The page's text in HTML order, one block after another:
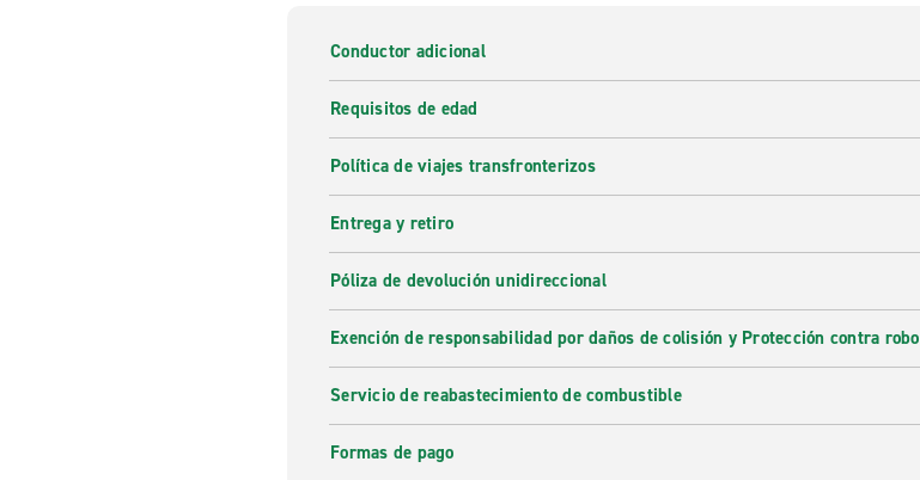
Conductor adicional
Requisitos de edad
Política de viajes transfronterizos
Entrega y retiro
Póliza de devolución unidireccional
Exención de responsabilidad por daños de colisión y Protección contra robo
Servicio de reabastecimiento de combustible
Formas de pago